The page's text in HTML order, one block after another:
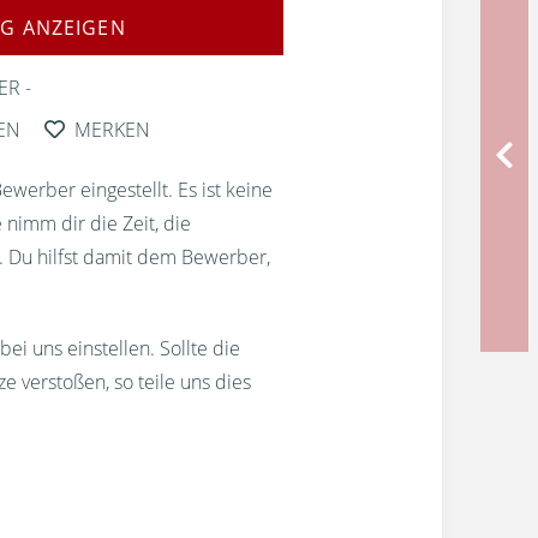
ANZEIGEN
MERKEN
eingestellt. Es ist keine
nimm dir die Zeit, die
. Du hilfst damit dem Bewerber,
bei uns einstellen. Sollte die
verstoßen, so teile uns dies